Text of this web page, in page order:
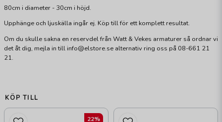
80cm i diameter - 30cm i höjd.
Upphänge och ljuskälla ingår ej. Köp till för ett komplett resultat.
Om du skulle sakna en reservdel från Watt & Vekes armaturer så ordnar vi
det åt dig, mejla in till info@elstore.se alternativ ring oss på 08-661 21
21.
KÖP TILL
22%